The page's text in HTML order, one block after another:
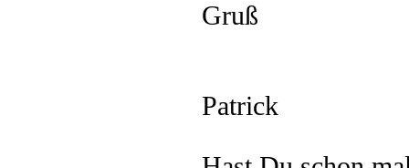
Gruß
Patrick